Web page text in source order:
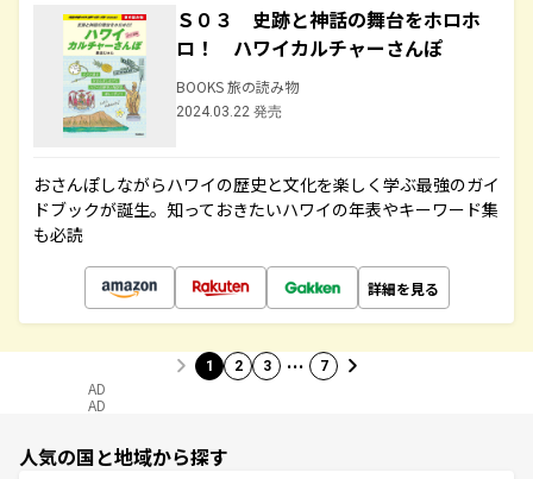
Ｓ０３ 史跡と神話の舞台をホロホ
ロ！ ハワイカルチャーさんぽ
BOOKS 旅の読み物
2024.03.22 発売
おさんぽしながらハワイの歴史と文化を楽しく学ぶ最強のガイ
ドブックが誕生。知っておきたいハワイの年表やキーワード集
も必読
詳細を見る
1 2 3 … 7
AD
AD
人気の国と地域から探す